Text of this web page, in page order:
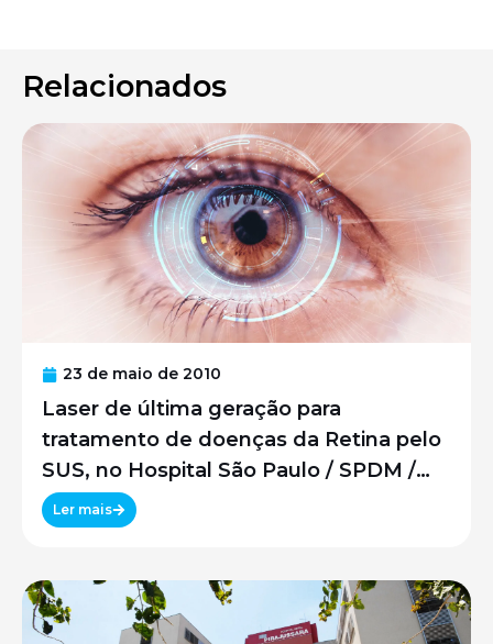
Relacionados
23 de maio de 2010
Laser de última geração para
tratamento de doenças da Retina pelo
SUS, no Hospital São Paulo / SPDM /
UNIFESP
Ler mais